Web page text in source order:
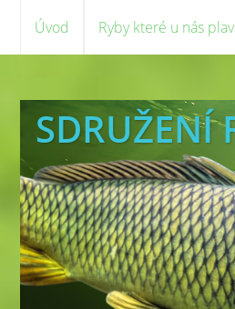
Úvod Ryby které u nás
SDRUŽENÍ